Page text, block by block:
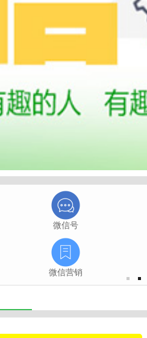
微信号
微信营销